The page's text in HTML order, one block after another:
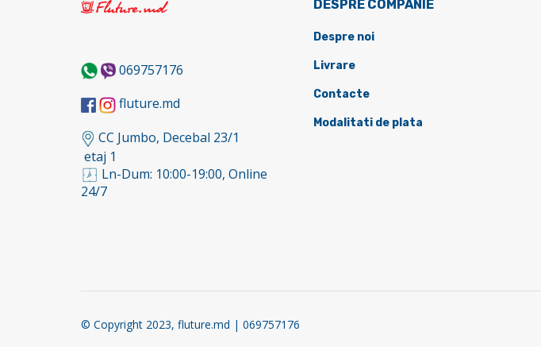
069757176
fluture.md
CC Jumbo, Decebal 23/1
etaj 1
Ln-Dum: 10:00-19:00, Online
24/7
DESPRE COMPANIE
Despre noi
Livrare
Contacte
Modalitati de plata
© Copyright 2023, fluture.md | 069757176